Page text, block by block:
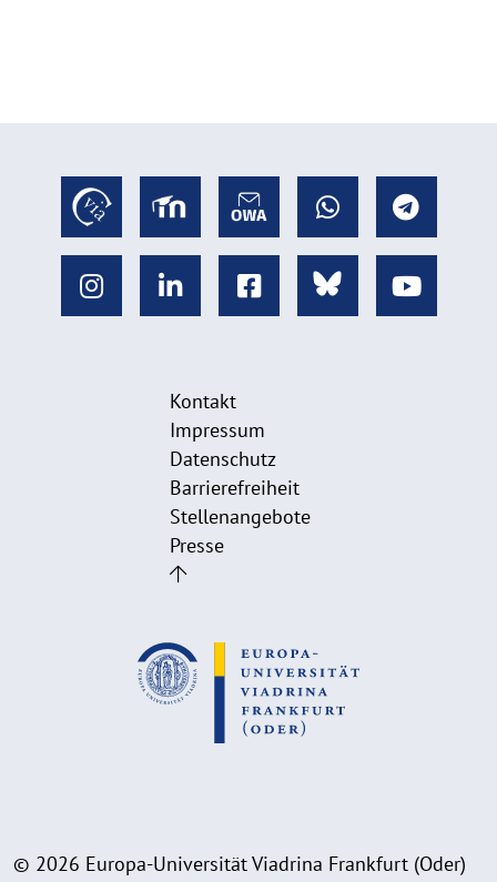
Kontakt
Impressum
Datenschutz
Barrierefreiheit
Stellenangebote
Presse
© 2026 Europa-Universität Viadrina Frankfurt (Oder)